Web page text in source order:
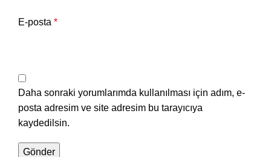
E-posta *
Daha sonraki yorumlarımda kullanılması için adım, e-
posta adresim ve site adresim bu tarayıcıya
kaydedilsin.